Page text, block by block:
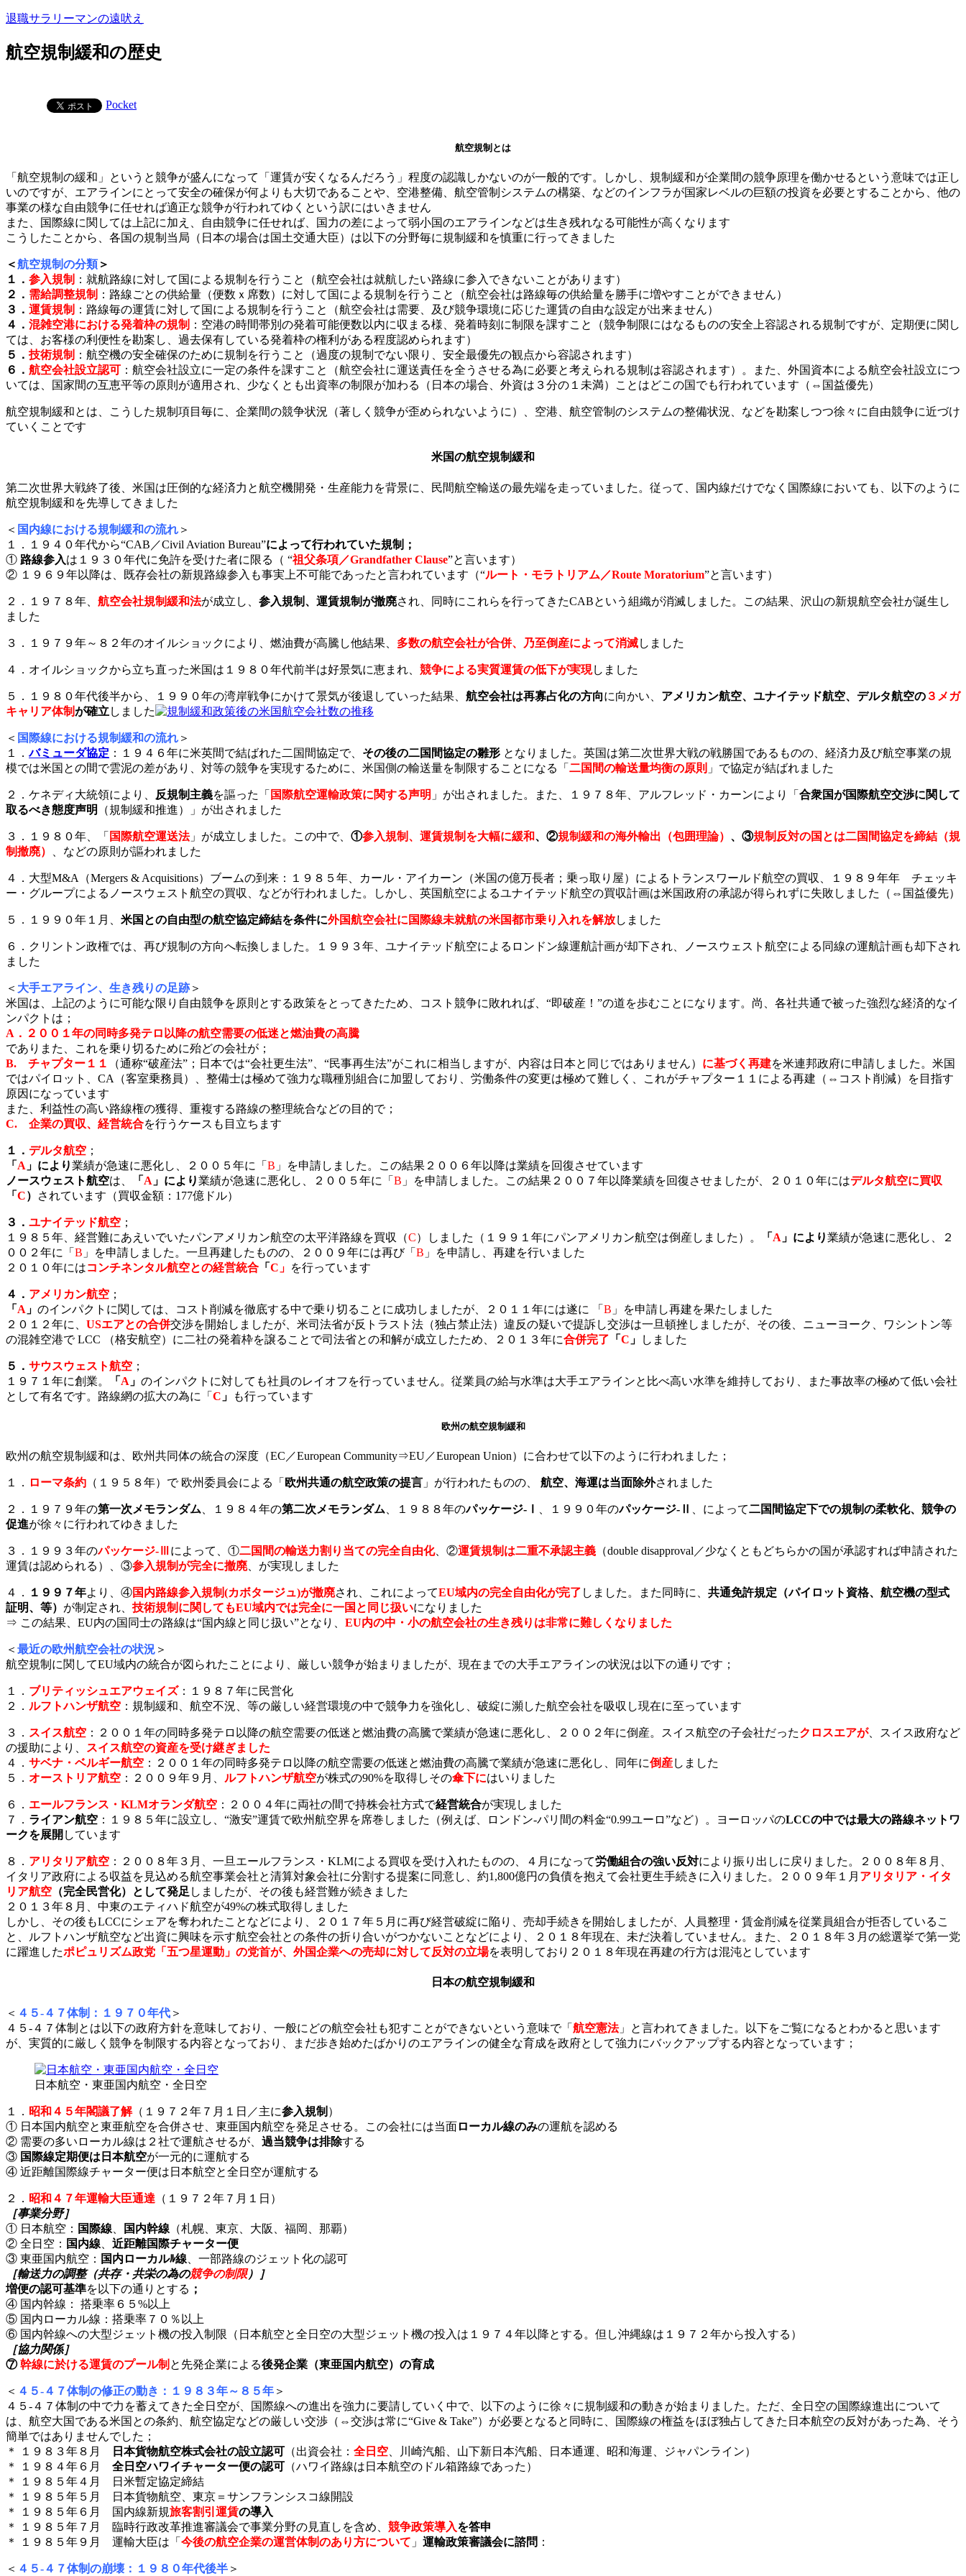
コ
テ
ン
退職サラリーマンの遠吠え
航空規制緩和の歴史
Pocket
航空規制とは
「航空規制の緩和」というと競争が盛んになって「運賃が安くなるんだろう」程度の認識しかないのが一般的です。しかし、規制緩和が企業間の競争原理を働かせるという意味では正し
いのですが、エアラインにとって安全の確保が何よりも大切であることや、空港整備、航空管制システムの構築、などのインフラが国家レベルの巨額の投資を必要とすることから、他の
事業の様な自由競争に任せれば適正な競争が行われてゆくという訳にはいきません
また、国際線に関しては上記に加え、自由競争に任せれば、国力の差によって弱小国のエアラインなどは生き残れなる可能性が高くなります
こうしたことから、各国の規制当局（日本の場合は国土交通大臣）は以下の分野毎に規制緩和を慎重に行ってきました
＜航空規制の分類＞
１． 参入規制 ：就航路線に対して国による規制を行うこと（航空会社は就航したい路線に参入できないことがあります）
２． 需給調整規制 ：路線ごとの供給量（便数ｘ席数）に対して国による規制を行うこと（航空会社は路線毎の供給量を勝手に増やすことができません）
３． 運賃規制 ：路線毎の運賃に対して国による規制を行うこと（航空会社は需要、及び競争環境に応じた運賃の自由な設定が出来ません）
４． 混雑空港における発着枠の規制 ：空港の時間帯別の発着可能便数以内に収まる様、発着時刻に制限を課すこと（競争制限にはなるものの安全上容認される規制ですが、定期便に関し
ては、お客様の利便性を勘案し、過去保有している発着枠の権利がある程度認められます）
５． 技術規制 ：航空機の安全確保のために規制を行うこと（過度の規制でない限り、安全最優先の観点から容認されます）
６． 航空会社設立認可 ：航空会社設立に一定の条件を課すこと（航空会社に運送責任を全うさせる為に必要と考えられる規制は容認されます）。また、外国資本による航空会社設立につ
いては、国家間の互恵平等の原則が適用され、少なくとも出資率の制限が加わる（日本の場合、外資は３分の１未満）ことはどこの国でも行われています（⇔国益優先）
航空規制緩和とは、こうした規制項目毎に、企業間の競争状況（著しく競争が歪められないように）、空港、航空管制のシステムの整備状況、などを勘案しつつ徐々に自由競争に近づけ
ていくことです
米国の航空規制緩和
第二次世界大戦終了後、米国は圧倒的な経済力と航空機開発・生産能力を背景に、民間航空輸送の最先端を走っていました。従って、国内線だけでなく国際線においても、以下のように
航空規制緩和を先導してきました
＜ 国内線における規制緩和の流れ ＞
１．１９４０年代から“CAB／Civil Aviation Bureau”によって行われていた規制；
① 路線参入は１９３０年代に免許を受けた者に限る（ “祖父条項／Grandfather Clause”と言います）
② １９６９年以降は、既存会社の新規路線参入も事実上不可能であったと言われています（“ルート・モラトリアム／Route Moratorium”と言います）
２．１９７８年、 航空会社規制緩和法が成立し、 参入規制、運賃規制が撤廃され、同時にこれらを行ってきたCABという組織が消滅しました。この結果、沢山の新規航空会社が誕生し
ました
３．１９７９年～８２年のオイルショックにより、燃油費が高騰し他結果、 多数の航空会社が合併、乃至倒産によって消滅しました
４．オイルショックから立ち直った米国は１９８０年代前半は好景気に恵まれ、 競争による実質運賃の低下が実現しました
５．１９８０年代後半から、１９９０年の湾岸戦争にかけて景気が後退していった結果、 航空会社は再寡占化の方向に向かい、 アメリカン航空、ユナイテッド航空、デルタ航空の ３メガ
キャリア体制が確立 しました
＜ 国際線における規制緩和の流れ ＞
１．バミューダ協定 ：１９４６年に米英間で結ばれた二国間協定で、 その後の二国間協定の雛形 となりました。英国は第二次世界大戦の戦勝国であるものの、経済力及び航空事業の規
模では米国との間で雲泥の差があり、対等の競争を実現するために、米国側の輸送量を制限することになる「 二国間の輸送量均衡の原則 」で協定が結ばれました
２．ケネディ大統領により、 反規制主義を謳った「 国際航空運輸政策に関する声明 」が出されました。また、１９７８年、アルフレッド・カーンにより「 合衆国が国際航空交渉に関して
取るべき態度声明
（規制緩和推進）」が出されました
３．１９８０年、「 国際航空運送法」が成立しました。この中で、 ①参入規制、運賃規制を大幅に緩和、②規制緩和の海外輸出（包囲理論） 、③規制反対の国とは二国間協定を締結（規
制撤廃）
、などの原則が謳われました
４．大型M&A（Mergers & Acquisitions）ブームの到来：１９８５年、カール・アイカーン（米国の億万長者；乗っ取り屋）によるトランスワールド航空の買収、１９８９年年 チェッキ
ー・グループによるノースウェスト航空の買収、などが行われました。しかし、英国航空によるユナイテッド航空の買収計画は米国政府の承認が得られずに失敗しました（⇔国益優先）
５．１９９０年１月、 米国との自由型の航空協定締結を条件に外国航空会社に国際線未就航の米国都市乗り入れを解放しました
６．クリントン政権では、再び規制の方向へ転換しました。１９９３年、ユナイテッド航空によるロンドン線運航計画が却下され、ノースウェスト航空による同線の運航計画も却下され
ました
＜ 大手エアライン、生き残りの足跡＞
米国は、上記のように可能な限り自由競争を原則とする政策をとってきたため、コスト競争に敗れれば、“即破産！”の道を歩むことになります。尚、各社共通で被った強烈な経済的なイ
ンパクトは；
A． ２００１年の同時多発テロ以降の航空需要の低迷と燃油費の高騰
でありまた、これを乗り切るために殆どの会社が；
B. チャプター１１ （通称“破産法”；日本では“会社更生法”、“民事再生法”がこれに相当しますが、内容は日本と同じではありません） に基づく再建を米連邦政府に申請しました。米国
ではパイロット、CA（客室乗務員）、整備士は極めて強力な職種別組合に加盟しており、労働条件の変更は極めて難しく、これがチャプター１１による再建（⇔コスト削減）を目指す
原因になっています
また、利益性の高い路線権の獲得、重複する路線の整理統合などの目的で；
C. 企業の買収、経営統合を行うケースも目立ちます
１． デルタ航空 ；
「 A 」 により業績が急速に悪化し、２００５年に「 B 」
を申請しました。この結果２００６年以降は業績を回復させています
ノースウェスト航空は、 「 A 」 により業績が急速に悪化し、２００５年に「 B 」 を申請しました。この結果２００７年以降業績を回復させましたが、２０１０年にはデルタ航空に買収
「 C） されています（買収金額：177億ドル）
３． ユナイテッド航空 ；
１９８５年、経営難にあえいでいたパンアメリカン航空の太平洋路線を買収（C）しました（１９９１年にパンアメリカン航空は倒産しました）。 「 A 」 により業績が急速に悪化し、２
００２年に「 B 」 を申請しました。一旦再建したものの、２００９年には再び「 B 」
を申請し、再建を行いました
２０１０年にはコンチネンタル航空との経営統合 「 C」 を行っています
４． アメリカン航空 ；
「 A 」 のインパクトに関しては 、コスト削減を徹底する中で乗り切ることに成功しましたが、２０１１年には遂に 「 B 」
を申請し再建を果たしました
２０１２年に、 USエアとの合併交渉を開始しましたが、米司法省が反トラスト法（独占禁止法）違反の疑いで提訴し交渉は一旦頓挫しましたが、その後、ニューヨーク、ワシントン等
の混雑空港で LCC （格安航空）に二社の発着枠を譲ることで司法省との和解が成立したため、２０１３年に合併完了 「 C 」 しました
５． サウスウェスト航空 ；
１９７１年に創業。
「 A 」 のインパクトに対しても社員のレイオフを行っていません。従業員の給与水準は大手エアラインと比べ高い水準を維持しており、また事故率の極めて低い会社
として有名です。路線網の拡大の為に「 C 」 も行っています
欧州の航空規制緩和
欧州の航空規制緩和は、欧州共同体の統合の深度（EC／European Community⇒EU／European Union）に合わせて以下のように行われました；
１． ローマ条約 （１９５８年） で 欧州委員会による「 欧州共通の航空政策の提言 」が行われたものの、 航空、海運は当面除外されました
２．１９７９年の第一次メモランダム 、１９８４年の第二次メモランダム 、１９８８年のパッケージ-Ⅰ 、１９９０年のパッケージ-Ⅱ 、によって二国間協定下での規制の柔軟化、競争の
促進が徐々に行われてゆきました
３． １９９３年のパッケージ-Ⅲ によって、①二国間の輸送力割り当ての完全自由化、②運賃規制は二重不承認主義 （double disapproval／少なくともどちらかの国が承認すれば申請された
運賃は認められる）、③参入規制が完全に撤廃、が実現しました
４． １９９７年より、④国内路線参入規制(カボタージュ)が撤廃され、これによってEU域内の完全自由化が完了 しました。また同時に、 共通免許規定（パイロット資格、航空機の型式
証明、等） が制定され、 技術規制に関してもEU域内では完全に一国と同じ扱いになりました
⇒ この結果、EU内の国同士の路線は“国内線と同じ扱い”となり、 EU内の中・小の航空会社の生き残りは非常に難しくなりました
＜ 最近の欧州航空会社の状況 ＞
航空規制に関してEU域内の統合が図られたことにより、厳しい競争が始まりましたが、現在までの大手エアラインの状況は以下の通りです；
１． ブリティッシュエアウェイズ：１９８７年に民営化
２． ルフトハンザ航空 ：規制緩和、航空不況、等の厳しい経営環境の中で競争力を強化し、破綻に瀕した航空会社を吸収し現在に至っています
３． スイス航空 ：２００１年の同時多発テロ以降の航空需要の低迷と燃油費の高騰で業績が急速に悪化し、２００２年に倒産。スイス航空の子会社だったクロスエアが、スイス政府など
の援助により、
スイス航空の資産を受け継ぎました
４． サベナ・ベルギー航空 ：２００１年の同時多発テロ以降の航空需要の低迷と燃油費の高騰で業績が急速に悪化し、同年に倒産しました
５． オーストリア航空 ：２００９年９月、 ルフトハンザ航空が株式の90%を取得しその傘下にはいりました
６． エールフランス・KLMオランダ航空 ：２００４年に両社の間で持株会社方式で経営統合が実現しました
７． ライアン航空 ：１９８５年に設立し、“激安”運賃で欧州航空界を席巻しました（例えば、ロンドン-パリ間の料金“0.99ユーロ”など）。ヨーロッパのLCCの中では最大の路線ネットワ
ークを展開 しています
８． アリタリア航空 ：２００８年３月、一旦エールフランス・KLMによる買収を受け入れたものの、４月になって労働組合の強い反対により振り出しに戻りました。２００８年８月、
イタリア政府による収益を見込める航空事業会社と清算対象会社に分割する提案に同意し、約1,800億円の負債を抱えて会社更生手続きに入りました。
２００９年１月 アリタリア・イタ
リア航空 （完全民営化）として発足 しましたが、その後も経営難が続きました
２０１３年８月、中東のエティハド航空が49%の株式取得しました
しかし、その後もLCCにシェアを奪われたことなどにより、２０１７年５月に再び経営破綻に陥り、売却手続きを開始しましたが、人員整理・賃金削減を従業員組合が拒否しているこ
と、ルフトハンザ航空など出資に興味を示す航空会社との条件の折り合いがつかないことなどにより、２０１８年現在、未だ決着していません。また、２０１８年３月の総選挙で第一党
に躍進したポピュリズム政党「五つ星運動」の党首が、外国企業への売却に対して反対の立場を表明しており２０１８年現在再建の行方は混沌としています
日本の航空規制緩和
＜ ４５-４７体制：１９７０年代 ＞
４５-４７体制とは以下の政府方針を意味しており、一般にどの航空会社も犯すことができないという意味で「 航空憲法」と言われてきました。以下をご覧になるとわかると思います
が、実質的に厳しく競争を制限する内容となっており、まだ歩き始めたばかりのエアラインの健全な育成を政府として強力にバックアップする内容となっています；
日本航空・東亜国内航空・全日空
１． 昭和４５年閣議了解（１９７２年７月１日／主に参入規制 ）
① 日本国内航空と東亜航空を合併させ、東亜国内航空を発足させる。この会社には当面ローカル線のみの運航を認める
② 需要の多いローカル線は２社で運航させるが、 過当競争は排除する
③ 国際線定期便は日本航空が一元的に運航する
④ 近距離国際線チャーター便は日本航空と全日空が運航する
２． 昭和４７年運輸大臣通達 （１９７２年７月１日）
［事業分野］
① 日本航空： 国際線 国内幹線 （札幌、東京、大阪、福岡、那覇）
② 全日空： 国内線
近距離国際チャーター便
③ 東亜国内航空： 国内ローカルﾙ線 、一部路線のジェット化の認可
［輸送力の調整（共存・共栄の為の競争の制限）］
増便の認可基準を以下の通りとする ；
④ 国内幹線： 搭乗率６５%以上
⑤ 国内ローカル線：搭乗率７０％以上
⑥ 国内幹線への大型ジェット機の投入制限（日本航空と全日空の大型ジェット機の投入は１９７４年以降とする。但し沖縄線は１９７２年から投入する）
［協力関係］
⑦幹線に於ける運賃のプール制 と先発企業による後発企業（東亜国内航空）の育成
＜ ４５-４７体制の修正の動き：１９８３年～８５年 ＞
４５-４７体制の中で力を蓄えてきた全日空が、国際線への進出を強力に要請していく中で、以下のように徐々に規制緩和の動きが始まりました。ただ、全日空の国際線進出について
は、航空大国である米国との条約、航空協定などの厳しい交渉（⇔交渉は常に“Give & Take”）が必要となると同時に、国際線の権益をほぼ独占してきた日本航空の反対があった為、そう
簡単ではありませんでした；
＊ １９８３年８月
日本貨物航空株式会社の設立認可 （出資会社： 全日空 、川崎汽船、山下新日本汽船、日本通運、昭和海運、ジャパンライン）
＊ １９８４年６月 全日空ハワイチャーター便の認可 （ハワイ路線は日本航空のドル箱路線であった）
＊ １９８５年４月 日米暫定協定締結
＊ １９８５年５月 日本貨物航空、東京＝サンフランシスコ線開設
＊ １９８５年６月 国内線新規旅客割引運賃の導入
＊ １９８５年７月 臨時行政改革推進審議会で事業分野の見直しを含め、 競争政策導入を答申
＊ １９８５年９月 運輸大臣は「 今後の航空企業の運営体制のあり方について 」 運輸政策審議会に諮問 ：
＜ ４５-４７体制の崩壊：１９８０年代後半 ＞